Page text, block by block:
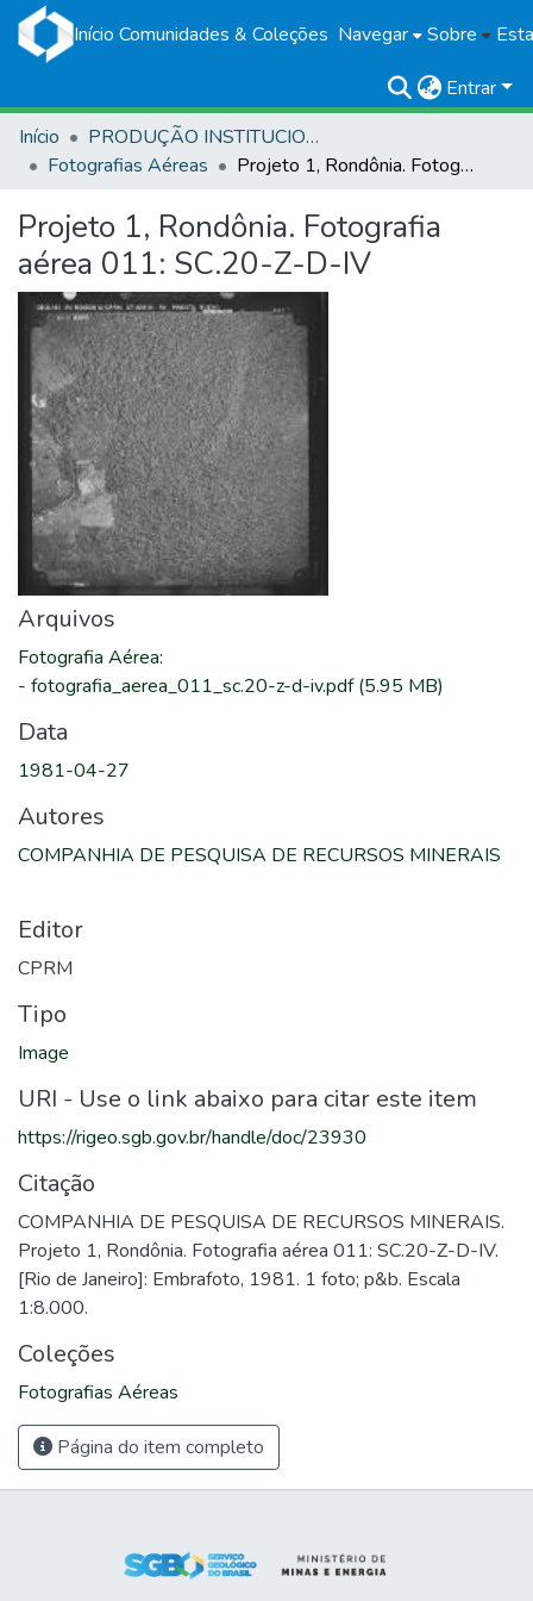
Início Comunidades & Coleções Navegar Sobre
Entrar
Início
PRODUÇÃO INSTITUCIONAL
Fotografias Aéreas
Projeto 1, Rondônia. Fotografia aérea 011: SC.20-Z-D-IV
Projeto 1, Rondônia. Fotografia
aérea 011: SC.20-Z-D-IV
Arquivos
Fotografia Aérea:
- fotografia_aerea_011_sc.20-z-d-iv.pdf(5.95 MB)
Data
1981-04-27
Autores
COMPANHIA DE PESQUISA DE RECURSOS MINERAIS
Editor
CPRM
Tipo
Image
URI - Use o link abaixo para citar este item
https://rigeo.sgb.gov.br/handle/doc/23930
Citação
COMPANHIA DE PESQUISA DE RECURSOS MINERAIS.
Projeto 1, Rondônia. Fotografia aérea 011: SC.20-Z-D-IV.
[Rio de Janeiro]: Embrafoto, 1981. 1 foto; p&b. Escala
1:8.000.
Coleções
Fotografias Aéreas
Página do item completo